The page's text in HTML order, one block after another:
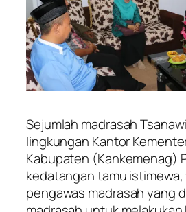
Sejumlah madrasah
lingkungan Kantor
Kabupaten (Kankemenag)
kedatangan tamu
pengawas madrasah yang